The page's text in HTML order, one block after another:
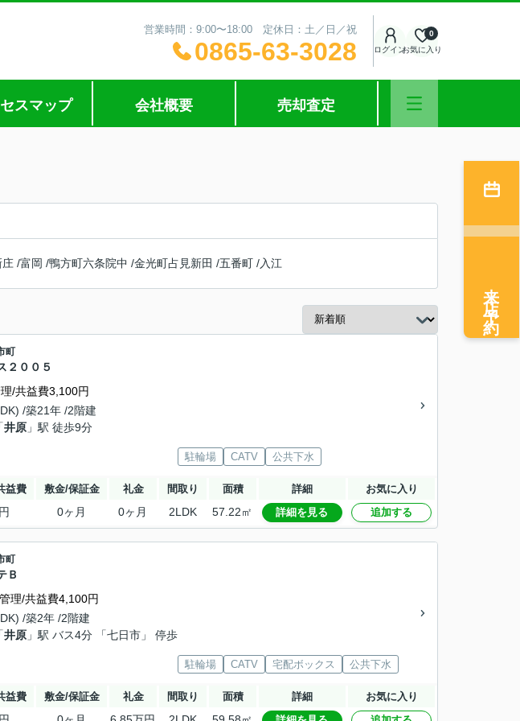
営業時間：9:00〜18:00 定休日：土／日／祝
0865-63-3028 ログインお気に入り
0
スマップ 会社概要 売却査定
庄 /富岡 /鴨方町六条院中 /金光町占見新田 /五番町 /入江
町
２００５
/共益費3,100円
/築21年 /2階建
「井原 」駅 徒歩9分
駐輪場 CATV 公共下水
益費 敷金/保証金 礼金 間取り 面積 詳細 お気に入り
0ヶ月 0ヶ月 2LDK 57.22㎡ 詳細を見る 追加する
町
Ｂ
管理/共益費4,100円
/築2年 /2階建
「井原 」駅 バス4分 「七日市」 停歩
駐輪場 CATV 宅配ボックス 公共下水
益費 敷金/保証金 礼金 間取り 面積 詳細 お気に入り
来店予約